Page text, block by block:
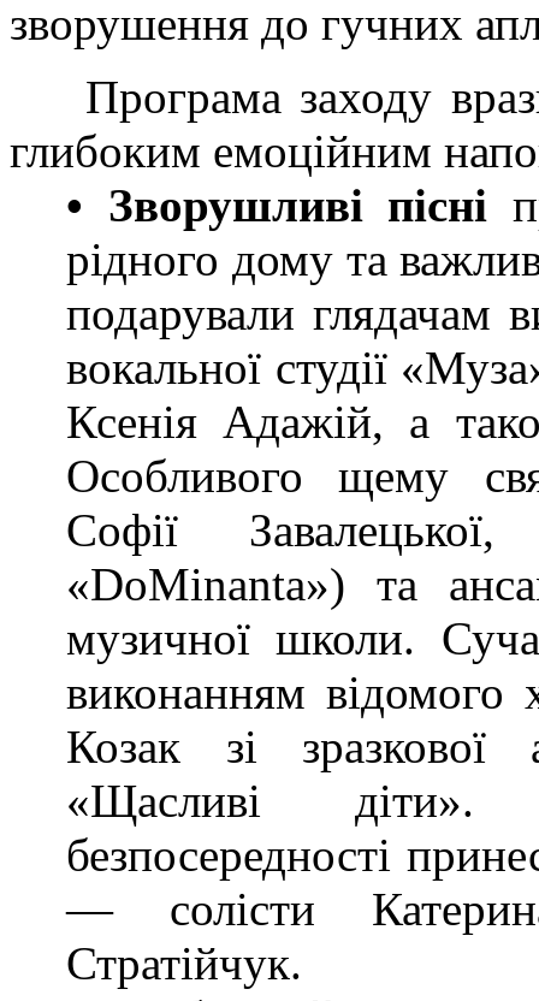
зворушення до гучних
Програма заходу
глибоким емоційним
• Зворушливі пісні
рідного дому та
подарували глядачам
вокальної студії
Ксенія Адажій, а
Особливого щему
Софії
«DoMinanta») та
музичної школи.
виконанням відомого
Козак зі зразкової
«Щасливі
безпосередності
— солісти
Стратійчук.